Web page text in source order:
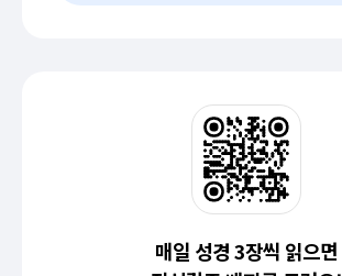
매일 성경 3장씩 읽으면